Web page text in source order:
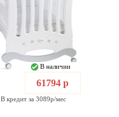
В наличии
61794 р
В кредит за 3089р/мес